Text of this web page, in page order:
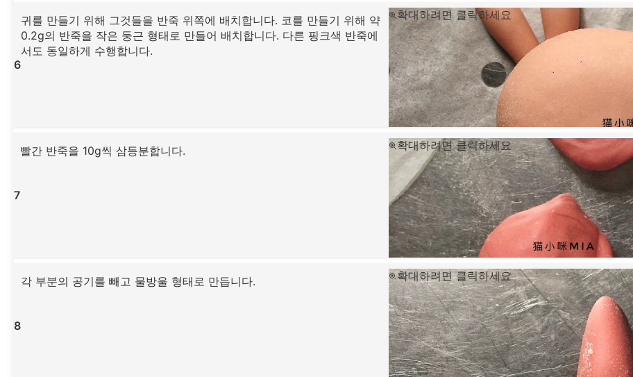
6
귀를 만들기 위해 그것들을 반죽 위쪽에 배치합니다. 코를 만들기 위해 약
0.2g의 반죽을 작은 둥근 형태로 만들어 배치합니다. 다른 핑크색 반죽에
서도 동일하게 수행합니다.
확대하려면 클릭하세요
7
빨간 반죽을 10g씩 삼등분합니다. 확대하려면 클릭하세요
8
각 부분의 공기를 빼고 물방울 형태로 만듭니다. 확대하려면 클릭하세요